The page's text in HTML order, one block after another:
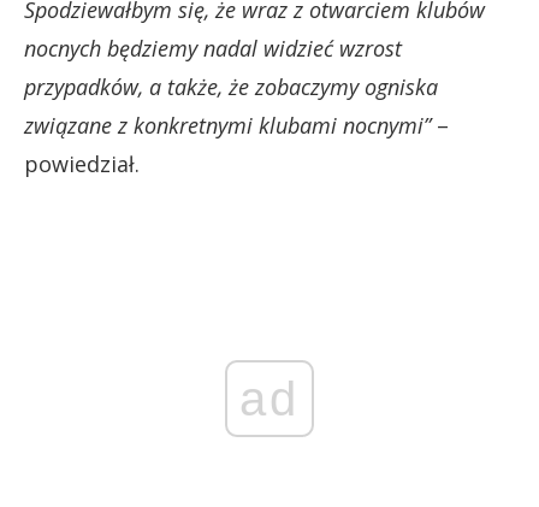
Spodziewałbym się, że wraz z otwarciem klubów
nocnych będziemy nadal widzieć wzrost
przypadków, a także, że zobaczymy ogniska
związane z konkretnymi klubami nocnymi”–
powiedział.
ad